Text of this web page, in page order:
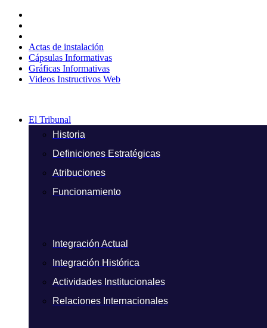
contenido
Actas de instalación
Cápsulas Informativas
Gráficas Informativas
Videos Instructivos Web
El Tribunal
Historia
Definiciones Estratégicas
Atribuciones
Funcionamiento
Integración Actual
Integración Histórica
Actividades Institucionales
Relaciones Internacionales